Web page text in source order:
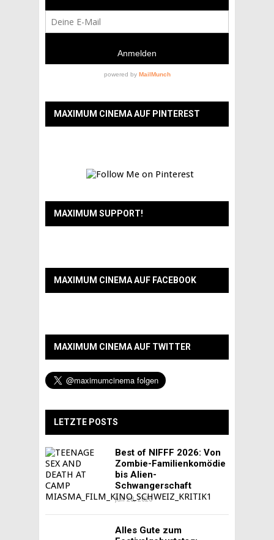
MAXIMUM CINEMA AUF PINTEREST
MAXIMUM SUPPORT!
MAXIMUM CINEMA AUF FACEBOOK
MAXIMUM CINEMA AUF TWITTER
LETZTE POSTS
Best of NIFFF 2026: Von
Zombie-Familienkomödie
bis Alien-
Schwangerschaft
Juli 28, 2026
Alles Gute zum